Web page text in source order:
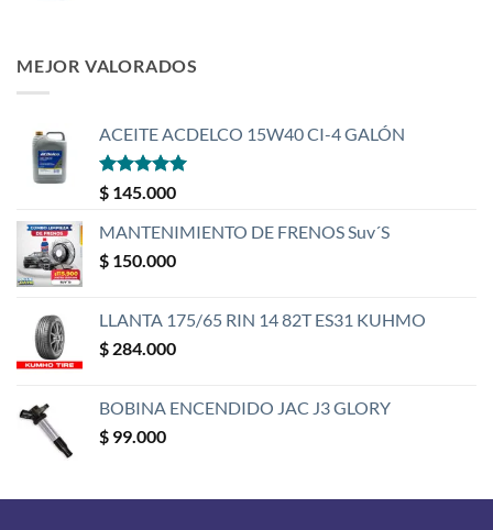
MEJOR VALORADOS
ACEITE ACDELCO 15W40 CI-4 GALÓN
Valorado
con
$ 145.000
MANTENIMIENTO DE FRENOS Suv´S
$ 150.000
LLANTA 175/65 RIN 14 82T ES31 KUHMO
$ 284.000
BOBINA ENCENDIDO JAC J3 GLORY
$ 99.000